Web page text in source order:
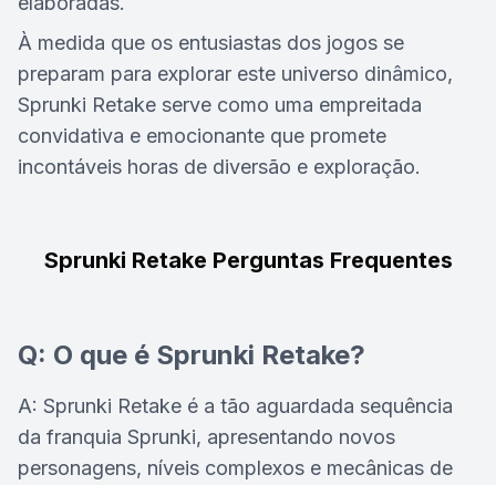
À medida que os entusiastas dos jogos se
preparam para explorar este universo dinâmico,
Sprunki Retake serve como uma empreitada
convidativa e emocionante que promete
incontáveis horas de diversão e exploração.
Sprunki Retake Perguntas Frequentes
Q: O que é Sprunki Retake?
A: Sprunki Retake é a tão aguardada sequência
da franquia Sprunki, apresentando novos
personagens, níveis complexos e mecânicas de